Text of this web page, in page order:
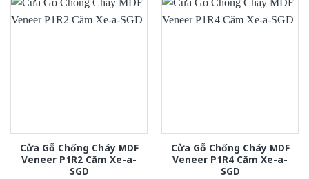
Cửa Gỗ Chống Cháy MDF
Veneer P1R2 Căm Xe-a-
SGD
Cửa Gỗ Chống Cháy MDF
Veneer P1R4 Căm Xe-a-
SGD